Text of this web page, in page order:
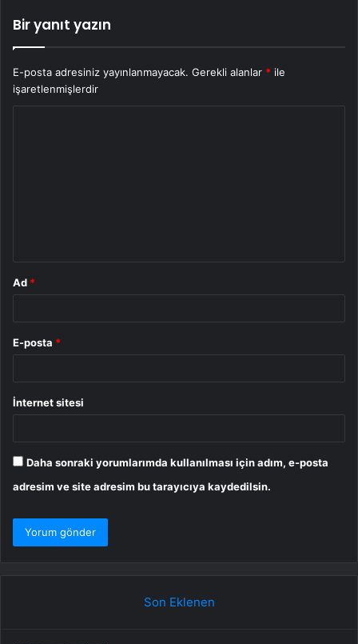
Bir yanıt yazın
E-posta adresiniz yayınlanmayacak. Gerekli alanlar * ile
işaretlenmişlerdir
Ad *
E-posta *
İnternet sitesi
Daha sonraki yorumlarımda kullanılması için adım, e-posta
adresim ve site adresim bu tarayıcıya kaydedilsin.
Son Eklenen